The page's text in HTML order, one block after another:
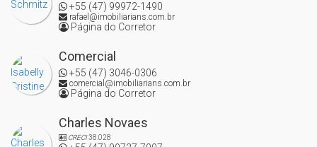
+55 (47) 99972-1490
rafael@imobiliarians.com.br
Página do Corretor
Comercial
+55 (47) 3046-0306
comercial@imobiliarians.com.br
Página do Corretor
Charles Novaes
CRECI38.028